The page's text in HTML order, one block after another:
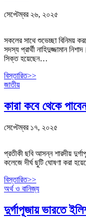
সেপ্টেম্বর ২৬, ২০২৫
সকলের সাথে শুভেচ্ছা বিনিময়
সদস্য প্রার্থী নাহিদুজ্জামান
সিক্ত হয়েছেন…
বিস্তারিত>>
জাতীয়
কারা কবে থেকে
সেপ্টেম্বর ১৭, ২০২৫
প্রতীকী ছবি আসন্ন শারদীয়
কলেজে দীর্ঘ ছুটি ঘোষণা করা
বিস্তারিত>>
অর্থ ও বানিজ্য
দুর্গাপূজায় ভারতে